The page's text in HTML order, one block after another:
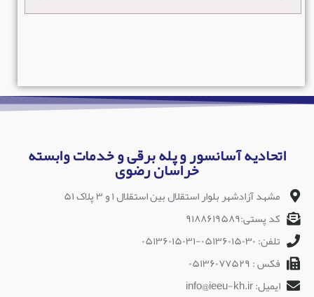
اتحادیه آسانسور و پله برقی و خدمات وابسته
خراسان رضوی
مشهد آزادشهر بلوار استقلال بین استقلال ۱ و ۳ پلاک ۵۱
کد پستی:۹۱۸۸۶۱۹۵۸۹
تلفن: ۰۵۱۳۶۰۱۵۰۳۰-۰۵۱۳۶۰۱۵۰۳۱
فکس : ۰۵۱۳۶۰۷۷۵۲۹
ایمیل: info@ieeu-kh.ir